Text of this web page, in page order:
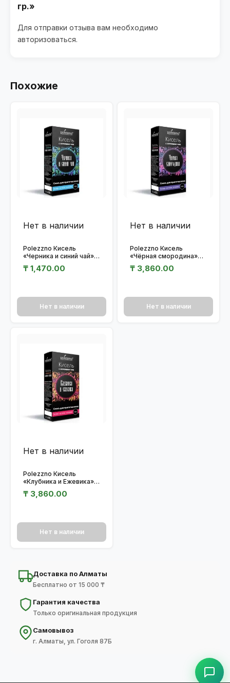
гр.»
Для отправки отзыва вам необходимо
авторизоваться.
Похожие
Нет в наличии
Polezzno Кисель
«Черника и синий чай»
₸ 1,470.00
Нет в наличии
Нет в наличии
Polezzno Кисель
«Чёрная смородина»
₸ 3,860.00
Нет в наличии
Нет в наличии
Polezzno Кисель
«Клубника и Ежевика»
₸ 3,860.00
Нет в наличии
Доставка по Алматы
Бесплатно от 15 000 ₸
Гарантия качества
Только оригинальная продукция
Самовывоз
г. Алматы, ул. Гоголя 87Б